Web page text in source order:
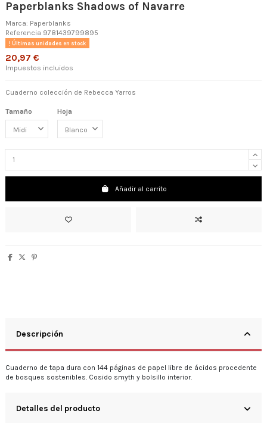
Paperblanks Shadows of Navarre
Marca: Paperblanks
Referencia 9781439799895
Últimas unidades en stock
20,97 €
Impuestos incluidos
Cuaderno colección de Rebecca Yarros
Tamaño Hoja
Añadir al carrito
Descripción
Cuaderno de tapa dura con 144 páginas de papel libre de ácidos procedente
de bosques sostenibles. Cosido smyth y bolsillo interior.
Detalles del producto